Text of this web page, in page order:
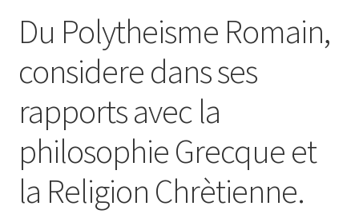
Du Polytheisme Romain,
considere dans ses
rapports avec la
philosophie Grecque et
la Religion Chrètienne.